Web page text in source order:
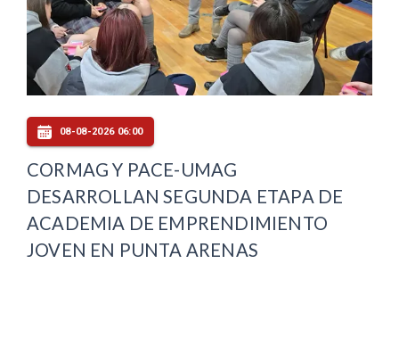
08-08-2026 06:00
CORMAG Y PACE-UMAG
DESARROLLAN SEGUNDA ETAPA DE
ACADEMIA DE EMPRENDIMIENTO
JOVEN EN PUNTA ARENAS